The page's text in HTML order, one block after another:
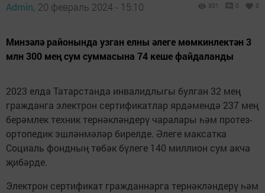
Admin, 20 февраль 2024 - 15:10 301 0 0
Минзәлә районында узган елны әлеге мөмкинлектән 3
млн 300 мең сум суммасына 74 кеше файдаланды
2023 елда Татарстанда инвалидлыгы булган 32 мең
гражданга электрон сертификатлар ярдәмендә 237 мең
берәмлек техник тернәкләндерү чаралары һәм протез-
ортопедик эшләнмәләр бирелде. Әлеге максатка
Социаль фондның төбәк бүлеге 140 миллион сум акча
җибәрде.
Электрон сертификат гражданнарга тернәкләндерү һәм